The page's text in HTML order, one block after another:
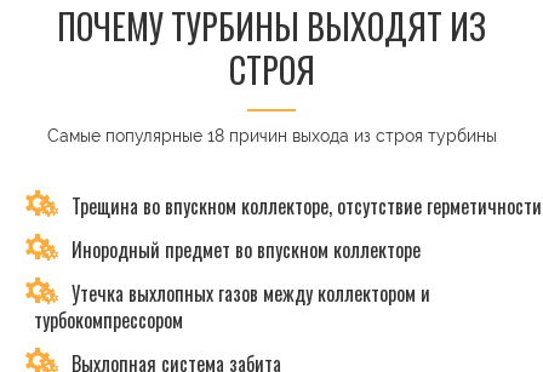
ПОЧЕМУ ТУРБИНЫ ВЫХОДЯТ ИЗ
СТРОЯ
Самые популярные 18 причин выхода из строя турбины
Трещина во впускном коллекторе, отсутствие герметичности
Инородный предмет во впускном коллекторе
Утечка выхлопных газов между коллектором и
турбокомпрессором
Выхлопная система забита